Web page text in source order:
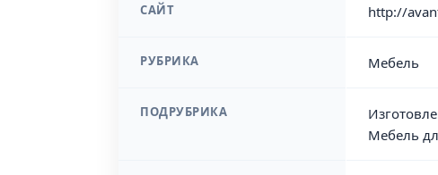
САЙТ http://
РУБРИКА Мебель
ПОДРУБРИКА
Мебель